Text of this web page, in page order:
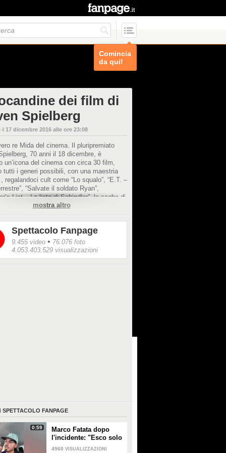
Comincia
da qui!
dei film di
Spielberg
il 17 dicembre 2016 alle ore 23:08
re Mida del cinema. Il pluripremiato
70 anni il 18 dicembre, è
un’icona del cinema con circa 30 film,
tutti i generi possibili, con una maestria
regalandoci cult come “Lo squalo”, “E.T. –
“Salvate il soldato Ryan”,
List – La lista di Schindler”, le saghe di
Jones" e “Jurassic Park”.
mostra altro
Spettacolo Fanpage
9.455 video • 76.076 foto
4.053.403.529 visualizzazioni
SPETTACOLO FANPAGE
0:59
Marco Fatata dopo
l'incidente: "Esco solo
di sera, i primi tempi
4960 VISUALIZZAZIONI